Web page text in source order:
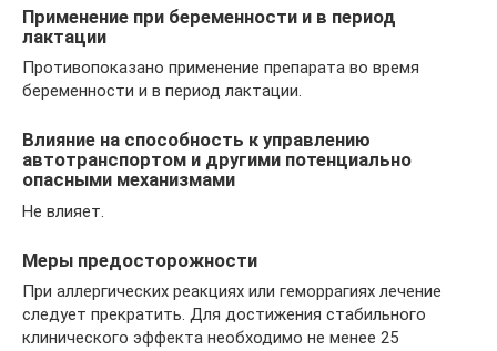
Применение при беременности и в период
лактации
Противопоказано применение препарата во время
беременности и в период лактации.
Влияние на способность к управлению
автотранспортом и другими потенциально
опасными механизмами
Не влияет.
Меры предосторожности
При аллергических реакциях или геморрагиях лечение
следует прекратить. Для достижения стабильного
клинического эффекта необходимо не менее 25